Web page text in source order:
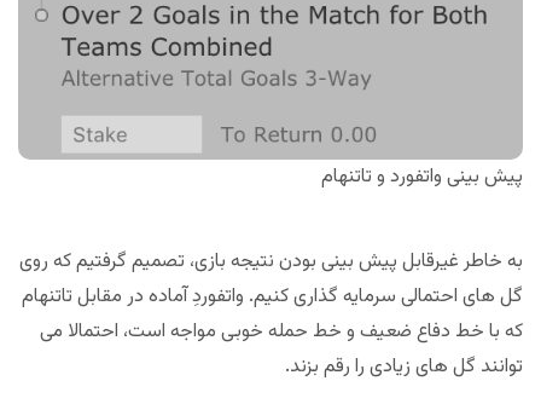
پیش بینی واتفورد و تاتنهام
به خاطر غیرقابل پیش بینی بودن نتیجه بازی، تصمیم گرفتیم که روی
گل های احتمالی سرمایه گذاری کنیم. واتفوردِ آماده در مقابل تاتنهام
که با خط دفاع ضعیف و خط حمله خوبی مواجه است، احتمالا می
توانند گل های زیادی را رقم بزند.